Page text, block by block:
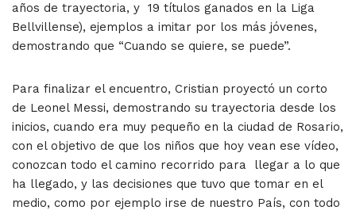
años de trayectoria, y 19 títulos ganados en la Liga
Bellvillense), ejemplos a imitar por los más jóvenes,
demostrando que “Cuando se quiere, se puede”.
Para finalizar el encuentro, Cristian proyectó un corto
de Leonel Messi, demostrando su trayectoria desde los
inicios, cuando era muy pequeño en la ciudad de Rosario,
con el objetivo de que los niños que hoy vean ese vídeo,
conozcan todo el camino recorrido para llegar a lo que
ha llegado, y las decisiones que tuvo que tomar en el
medio, como por ejemplo irse de nuestro País, con todo